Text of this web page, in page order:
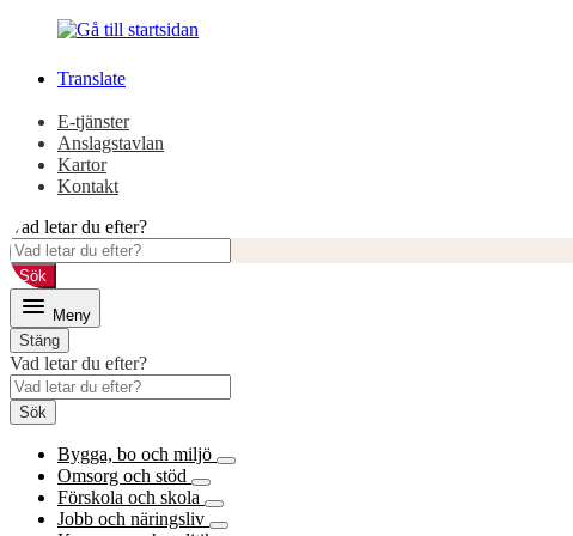
innehåll
huvudmeny
Translate
E-tjänster
Anslagstavlan
Kartor
Kontakt
Vad letar du efter?
Sök
Meny
Stäng
Vad letar du efter?
Sök
Bygga, bo och miljö
Omsorg och stöd
Förskola och skola
Jobb och näringsliv